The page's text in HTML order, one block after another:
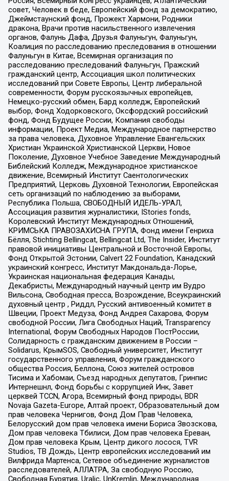
совет, Человек в беде, Европейский фонд за демократию,
Джеймстаунский фонд, Прожект Хармони, Родники
дракона, Врачи против насильственного извлечения
органов, Фалунь Дафа, Друзья Фалуньгун, Фалуньгун,
Коалиция по расследованию преследования в отношении
Фалуньгун в Китае, Всемирная организация по
расследованию преследований Фалуньгун, Пражский
гражданский центр, Ассоциация школ политических
исследований при Совете Европы, Центр либеральной
современности, Форум русскоязычных европейцев,
Немецко-русский обмен, Бард колледж, Европейский
выбор, Фонд Ходорковского, Оксфордский российский
фонд, Фонд Будущее России, Компания свободы
информации, Проект Медиа, Международное партнерство
за права человека, Духовное Управление Евангельских
Христиан Украинской Христианской Церкви, Новое
Поколение, Духовное Учебное Заведение Международный
Библейский Колледж, Международное христианское
движение, Всемирный Институт Саентологических
Предприятий, Церковь Духовной Технологии, Европейская
сеть организаций по наблюдению за выборами,
Республика Польша, СВОБОДНЫЙ ИДЕЛЬ-УРАЛ,
Ассоциация развития журналистики, IStories fonds,
Королевский Институт Международных Отношений,
КРИМСЬКА ПРАВОЗАХИСНА ГРУПА, Фонд имени Генриха
Бёлля, Stichting Bellingcat, Bellingcat Ltd, The Insider, Институт
правовой инициативы Центральной и Восточной Европы,
Фонд Открытой Эстонии, Calvert 22 Foundation, Канадский
украинский конгресс, Институт Макдональда-Лорье,
Украинская национальная федерация Канады,
Декабристы, Международный научный центр им Вудро
Вильсона, Свободная пресса, Возрождение, Всеукраинский
духовный центр , Риддл, Русский антивоенный комитет в
Швеции, Проект Медуза, Фонд Андрея Сахарова, Форум
свободной России, Лига Свободных Наций, Transparеncy
International, Форум Свободных Народов ПостРоссии,
Солидарность с гражданским движением в России –
Solidarus, КрымSOS, Свободный университет, Институт
государственного управления, Форум гражданского
общества Россия, Беллона, Союз жителей островов
Тисима и Хабомаи, Съезд народных депутатов, Гринпис
Интернешнл, Фонд борьбы с коррупцией Инк, Завет
церквей TCCN, Агора, Всемирный фонд природы, BDR
Novaja Gazeta-Europe, Алтай проект, Образовательный дом
прав человека Чернигов, Фонд Дом Прав Человека,
Белорусский дом прав человека имени Бориса Звозскова,
Дом прав человека Тбилиси, Дом прав человека Ереван,
Дом прав человека Крым, Центр дикого лосося, TVR
Studios, ТВ Дождь, Центр европейских исследований им
Вилфрида Мартенса, Сетевое объединение журналистов
расследователей, АЛЛАТРА, За свободную Россию,
Свободная Бурятия, Uralic, UnKremlin, Международная